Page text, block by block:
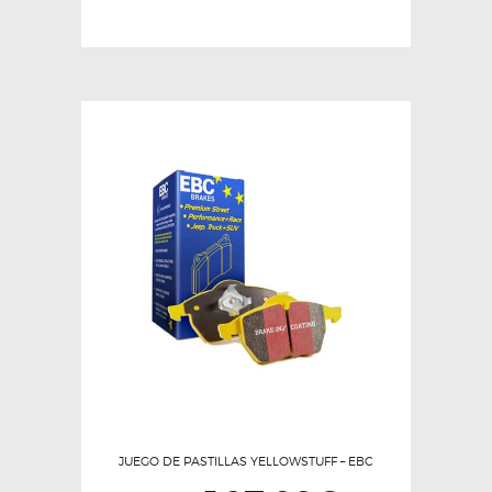
JUEGO DE PASTILLAS YELLOWSTUFF – EBC